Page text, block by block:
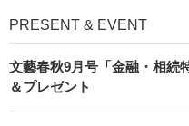
PRESENT & EVENT
文藝春秋9月号「金融・相続
＆プレゼント